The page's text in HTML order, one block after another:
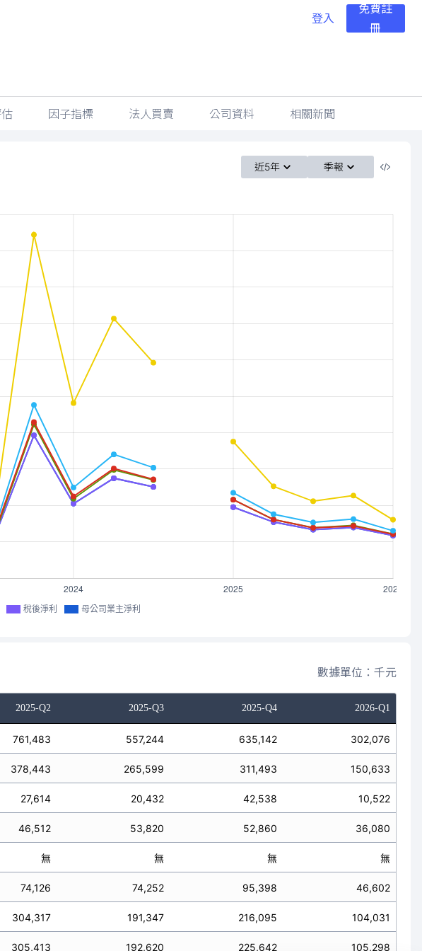
登入
免費註
冊
因子指標 法人買賣 公司資料 相關新聞
近5年 季報
稅後淨利 母公司業主淨利
數據單位：千元
2025-Q2 2025-Q3 2025-Q4 2026-Q1
761,483 557,244 635,142 302,076
378,443 265,599 311,493 150,633
27,614 20,432 42,538 10,522
46,512 53,820 52,860 36,080
無 無 無 無
74,126 74,252 95,398 46,602
304,317 191,347 216,095 104,031
305,413 192,620 225,642 105,298